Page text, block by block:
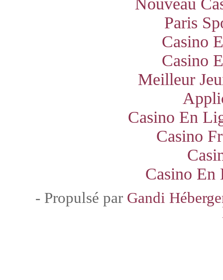
Nouveau
Paris
Casino
Casino
Meilleur
Casino En
Casino
Casino En
- Propulsé par Gandi